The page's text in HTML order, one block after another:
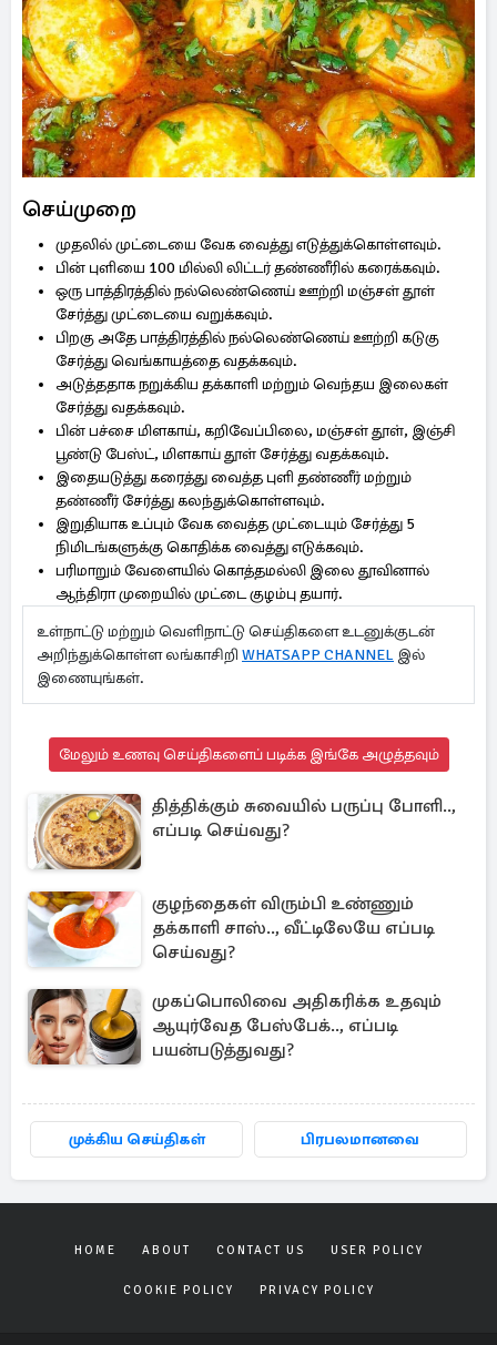
செய்முறை
முதலில் முட்டையை வேக வைத்து எடுத்துக்கொள்ளவும்.
பின் புளியை 100 மில்லி லிட்டர் தண்ணீரில் கரைக்கவும்.
ஒரு பாத்திரத்தில் நல்லெண்ணெய் ஊற்றி மஞ்சள் தூள்
சேர்த்து முட்டையை வறுக்கவும்.
பிறகு அதே பாத்திரத்தில் நல்லெண்ணெய் ஊற்றி கடுகு
சேர்த்து வெங்காயத்தை வதக்கவும்.
அடுத்ததாக நறுக்கிய தக்காளி மற்றும் வெந்தய இலைகள்
சேர்த்து வதக்கவும்.
பின் பச்சை மிளகாய், கறிவேப்பிலை, மஞ்சள் தூள், இஞ்சி
பூண்டு பேஸ்ட், மிளகாய் தூள் சேர்த்து வதக்கவும்.
இதையடுத்து கரைத்து வைத்த புளி தண்ணீர் மற்றும்
தண்ணீர் சேர்த்து கலந்துக்கொள்ளவும்.
இறுதியாக உப்பும் வேக வைத்த முட்டையும் சேர்த்து 5
நிமிடங்களுக்கு கொதிக்க வைத்து எடுக்கவும்.
பரிமாறும் வேளையில் கொத்தமல்லி இலை தூவினால்
ஆந்திரா முறையில் முட்டை குழம்பு தயார்.
உள்நாட்டு மற்றும் வெளிநாட்டு செய்திகளை உடனுக்குடன்
அறிந்துக்கொள்ள லங்காசிறி WHATSAPP CHANNEL இல்
இணையுங்கள்.
மேலும் உணவு செய்திகளைப் படிக்க இங்கே அழுத்தவும்
தித்திக்கும் சுவையில் பருப்பு போளி..,
எப்படி செய்வது?
குழந்தைகள் விரும்பி உண்ணும்
தக்காளி சாஸ்.., வீட்டிலேயே எப்படி
செய்வது?
முகப்பொலிவை அதிகரிக்க உதவும்
ஆயுர்வேத பேஸ்பேக்.., எப்படி
பயன்படுத்துவது?
முக்கிய செய்திகள் பிரபலமானவை
HOME ABOUT CONTACT US USER POLICY
COOKIE POLICY PRIVACY POLICY